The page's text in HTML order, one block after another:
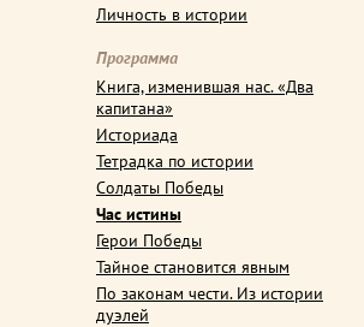
Личность в истории
Программа
Книга, изменившая нас. «Два
капитана»
Историада
Тетрадка по истории
Солдаты Победы
Час истины
Герои Победы
Тайное становится явным
По законам чести. Из истории
дуэлей